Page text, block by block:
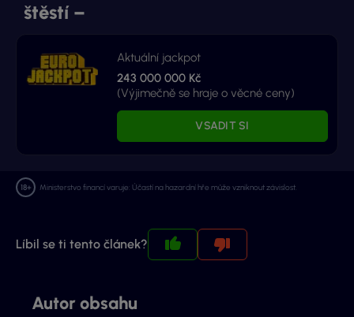
štěstí –
Aktuální jackpot
243 000 000 Kč
(Výjimečně se hraje o věcné ceny)
VSADIT SI
Ministerstvo financí varuje: Účastí na hazardní hře může vzniknout závislost.
Líbil se ti tento článek?
Autor obsahu